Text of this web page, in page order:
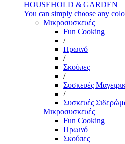
HOUSEHOLD & GARDEN
You can simply choose any
Μικροσυσκευές
Fun Cooking
/
Πρωινό
/
Σκούπες
/
Συσκευές
/
Συσκευές
Μικροσυσκευές
Fun Cooking
Πρωινό
Σκούπες